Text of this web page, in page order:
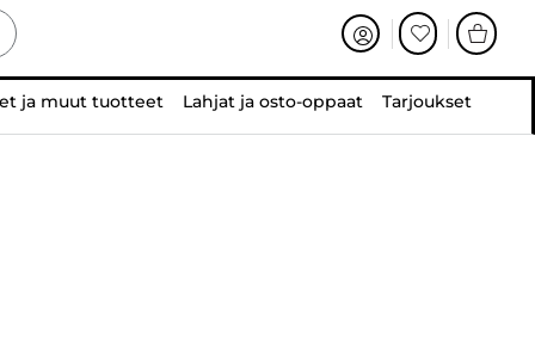
ja muut tuotteet Lahjat ja osto-oppaat Tarjoukset